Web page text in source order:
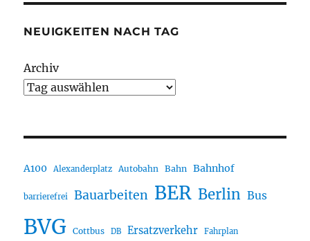
NEUIGKEITEN NACH TAG
Archiv
A100 Alexanderplatz Autobahn Bahn Bahnhof
barrierefrei Bauarbeiten BER Berlin Bus
BVG Cottbus DB Ersatzverkehr Fahrplan